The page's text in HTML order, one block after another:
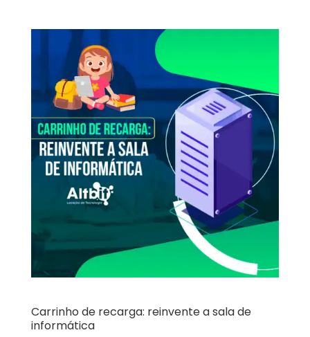
Carrinho de recarga: reinvente a sala de
informática